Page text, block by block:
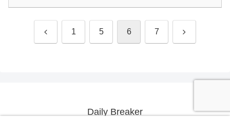
前 1 5 6 7 次
Daily Breaker